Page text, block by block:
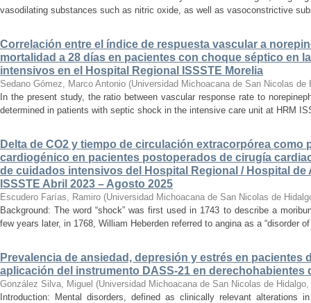
vasodilating substances such as nitric oxide, as well as vasoconstrictive
Correlación entre el índice de respuesta vascular a
mortalidad a 28 días en pacientes con choque séptico en
intensivos en el Hospital Regional ISSSTE Morelia
Sedano Gómez, Marco Antonio (Universidad Michoacana de San Nicolas de
In the present study, the ratio between vascular response rate to
determined in patients with septic shock in the intensive care unit at HRM
Delta de CO2 y tiempo de circulación extracorpórea como
cardiogénico en pacientes postoperados de cirugía
de cuidados intensivos del Hospital Regional / Hospital de
ISSSTE Abril 2023 – Agosto 2025
Escudero Farías, Ramiro (Universidad Michoacana de San Nicolas de
Background: The word “shock” was first used in 1743 to describe a
few years later, in 1768, William Heberden referred to angina as a “disorder
Prevalencia de ansiedad, depresión y estrés en pacientes
aplicación del instrumento DASS-21 en derechohabientes
González Silva, Miguel (Universidad Michoacana de San Nicolas de Hidalgo,
Introduction: Mental disorders, defined as clinically relevant alterations